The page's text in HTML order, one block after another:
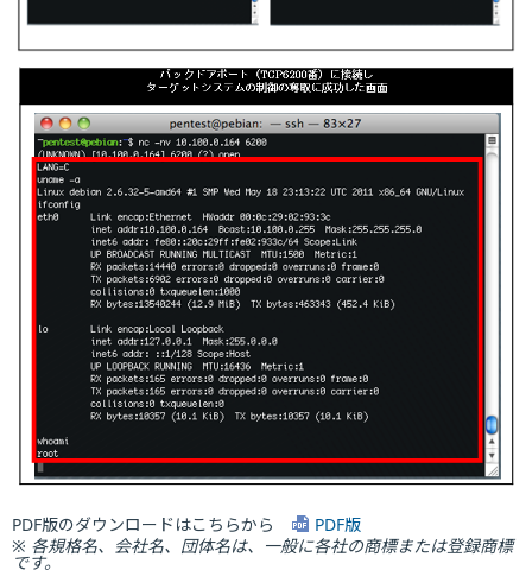
PDF版のダウンロードはこちらから
PDF版
※ 各規格名、会社名、団体名は、一般に各社の商標または登録商標
です。